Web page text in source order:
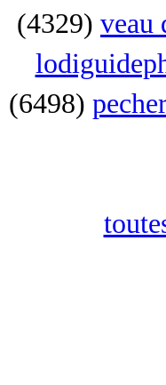
(4329) veau
(6498)